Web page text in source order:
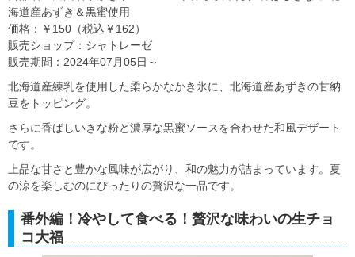
海道産あずき＆黒蜜使用
価格：￥150（税込￥162）
販売ショップ：シャトレーゼ
販売期間：2024年07月05日～
北海道産練乳を使用した柔らかなかき氷に、北海道産あずきの甘納
豆をトッピング。
さらに香ばしいきな粉と濃厚な黒蜜ソースを合わせた和風デザート
です。
上品な甘さと豊かな風味が広がり、和の魅力が詰まっています。夏
の涼を楽しむのにぴったりの贅沢な一品です。
番外編！冷やして食べる！贅沢な味わいの生チョ
コ大福